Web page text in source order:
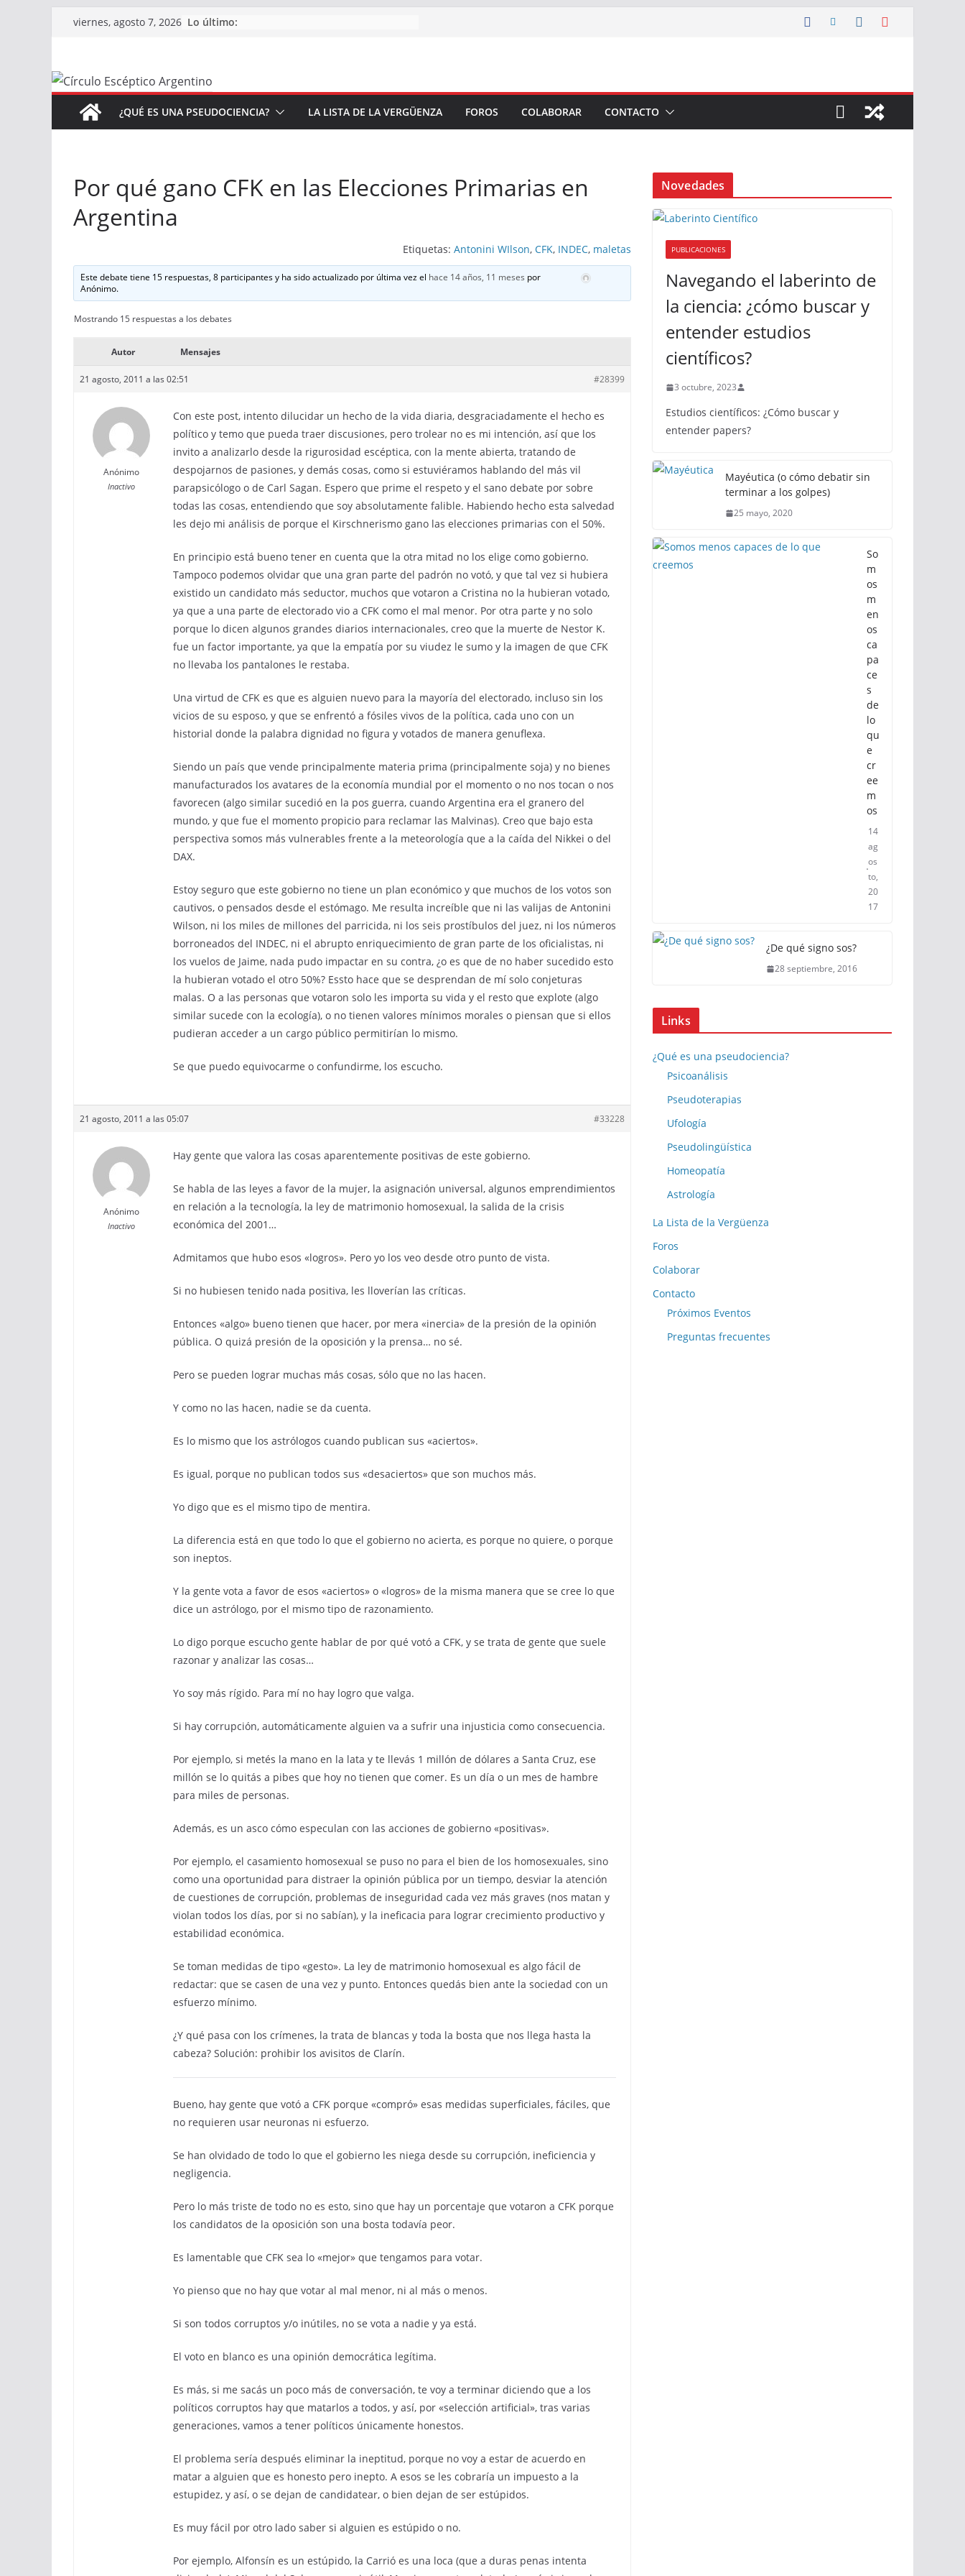
Saltarviernes, agosto 7, 2026 Lo último:
¿QUÉ ES UNA PSEUDOCIENCIA? LA LISTA DE LA VERGÜENZA FOROS COLABORAR CONTACTO
Por qué gano CFK en las Elecciones Primarias en
Argentina
Etiquetas: Antonini WIlson, CFK, INDEC, maletas
Este debate tiene 15 respuestas, 8 participantes y ha sido actualizado por última vez el hace 14 años, 11 meses por
Anónimo.
Mostrando 15 respuestas a los debates
Autor Mensajes
21 agosto, 2011 a las 02:51 #28399
Anónimo
Inactivo
Con este post, intento dilucidar un hecho de la vida diaria, desgraciadamente el hecho es
político y temo que pueda traer discusiones, pero trolear no es mi intención, así que los
invito a analizarlo desde la rigurosidad escéptica, con la mente abierta, tratando de
despojarnos de pasiones, y demás cosas, como si estuviéramos hablando del más vil
parapsicólogo o de Carl Sagan. Espero que prime el respeto y el sano debate por sobre
todas las cosas, entendiendo que soy absolutamente falible. Habiendo hecho esta salvedad
les dejo mi análisis de porque el Kirschnerismo gano las elecciones primarias con el 50%.
En principio está bueno tener en cuenta que la otra mitad no los elige como gobierno.
Tampoco podemos olvidar que una gran parte del padrón no votó, y que tal vez si hubiera
existido un candidato más seductor, muchos que votaron a Cristina no la hubieran votado,
ya que a una parte de electorado vio a CFK como el mal menor. Por otra parte y no solo
porque lo dicen algunos grandes diarios internacionales, creo que la muerte de Nestor K.
fue un factor importante, ya que la empatía por su viudez le sumo y la imagen de que CFK
no llevaba los pantalones le restaba.
Una virtud de CFK es que es alguien nuevo para la mayoría del electorado, incluso sin los
vicios de su esposo, y que se enfrentó a fósiles vivos de la política, cada uno con un
historial donde la palabra dignidad no figura y votados de manera genuflexa.
Siendo un país que vende principalmente materia prima (principalmente soja) y no bienes
manufacturados los avatares de la economía mundial por el momento o no nos tocan o nos
favorecen (algo similar sucedió en la pos guerra, cuando Argentina era el granero del
mundo, y que fue el momento propicio para reclamar las Malvinas). Creo que bajo esta
perspectiva somos más vulnerables frente a la meteorología que a la caída del Nikkei o del
DAX.
Estoy seguro que este gobierno no tiene un plan económico y que muchos de los votos son
cautivos, o pensados desde el estómago. Me resulta increíble que ni las valijas de Antonini
Wilson, ni los miles de millones del parricida, ni los seis prostíbulos del juez, ni los números
borroneados del INDEC, ni el abrupto enriquecimiento de gran parte de los oficialistas, ni
los vuelos de Jaime, nada pudo impactar en su contra, ¿o es que de no haber sucedido esto
la hubieran votado el otro 50%? Essto hace que se desprendan de mí solo conjeturas
malas. O a las personas que votaron solo les importa su vida y el resto que explote (algo
similar sucede con la ecología), o no tienen valores mínimos morales o piensan que si ellos
pudieran acceder a un cargo público permitirían lo mismo.
Se que puedo equivocarme o confundirme, los escucho.
21 agosto, 2011 a las 05:07 #33228
Anónimo
Inactivo
Hay gente que valora las cosas aparentemente positivas de este gobierno.
Se habla de las leyes a favor de la mujer, la asignación universal, algunos emprendimientos
en relación a la tecnología, la ley de matrimonio homosexual, la salida de la crisis
económica del 2001…
Admitamos que hubo esos «logros». Pero yo los veo desde otro punto de vista.
Si no hubiesen tenido nada positiva, les lloverían las críticas.
Entonces «algo» bueno tienen que hacer, por mera «inercia» de la presión de la opinión
pública. O quizá presión de la oposición y la prensa… no sé.
Pero se pueden lograr muchas más cosas, sólo que no las hacen.
Y como no las hacen, nadie se da cuenta.
Es lo mismo que los astrólogos cuando publican sus «aciertos».
Es igual, porque no publican todos sus «desaciertos» que son muchos más.
Yo digo que es el mismo tipo de mentira.
La diferencia está en que todo lo que el gobierno no acierta, es porque no quiere, o porque
son ineptos.
Y la gente vota a favor de esos «aciertos» o «logros» de la misma manera que se cree lo que
dice un astrólogo, por el mismo tipo de razonamiento.
Lo digo porque escucho gente hablar de por qué votó a CFK, y se trata de gente que suele
razonar y analizar las cosas…
Yo soy más rígido. Para mí no hay logro que valga.
Si hay corrupción, automáticamente alguien va a sufrir una injusticia como consecuencia.
Por ejemplo, si metés la mano en la lata y te llevás 1 millón de dólares a Santa Cruz, ese
millón se lo quitás a pibes que hoy no tienen que comer. Es un día o un mes de hambre
para miles de personas.
Además, es un asco cómo especulan con las acciones de gobierno «positivas».
Por ejemplo, el casamiento homosexual se puso no para el bien de los homosexuales, sino
como una oportunidad para distraer la opinión pública por un tiempo, desviar la atención
de cuestiones de corrupción, problemas de inseguridad cada vez más graves (nos matan y
violan todos los días, por si no sabían), y la ineficacia para lograr crecimiento productivo y
estabilidad económica.
Se toman medidas de tipo «gesto». La ley de matrimonio homosexual es algo fácil de
redactar: que se casen de una vez y punto. Entonces quedás bien ante la sociedad con un
esfuerzo mínimo.
¿Y qué pasa con los crímenes, la trata de blancas y toda la bosta que nos llega hasta la
cabeza? Solución: prohibir los avisitos de Clarín.
Bueno, hay gente que votó a CFK porque «compró» esas medidas superficiales, fáciles, que
no requieren usar neuronas ni esfuerzo.
Se han olvidado de todo lo que el gobierno les niega desde su corrupción, ineficiencia y
negligencia.
Pero lo más triste de todo no es esto, sino que hay un porcentaje que votaron a CFK porque
los candidatos de la oposición son una bosta todavía peor.
Es lamentable que CFK sea lo «mejor» que tengamos para votar.
Yo pienso que no hay que votar al mal menor, ni al más o menos.
Si son todos corruptos y/o inútiles, no se vota a nadie y ya está.
El voto en blanco es una opinión democrática legítima.
Es más, si me sacás un poco más de conversación, te voy a terminar diciendo que a los
políticos corruptos hay que matarlos a todos, y así, por «selección artificial», tras varias
generaciones, vamos a tener políticos únicamente honestos.
El problema sería después eliminar la ineptitud, porque no voy a estar de acuerdo en
matar a alguien que es honesto pero inepto. A esos se les cobraría un impuesto a la
estupidez, y así, o se dejan de candidatear, o bien dejan de ser estúpidos.
Es muy fácil por otro lado saber si alguien es estúpido o no.
Por ejemplo, Alfonsín es un estúpido, la Carrió es una loca (que a duras penas intenta
Novedades
PUBLICACIONES
Navegando el laberinto de
la ciencia: ¿cómo buscar y
entender estudios
científicos?
3 octubre, 2023
Estudios científicos: ¿Cómo buscar y
entender papers?
Mayéutica (o cómo debatir sin
terminar a los golpes)
25 mayo, 2020
So
m
os
m
en
os
ca
pa
ce
s
de
lo
qu
e
cr
ee
m
os
14
ag
os
to,
20
17
¿De qué signo sos?
28 septiembre, 2016
Links
¿Qué es una pseudociencia?
Psicoanálisis
Pseudoterapias
Ufología
Pseudolingüística
Homeopatía
Astrología
La Lista de la Vergüenza
Foros
Colaborar
Contacto
Próximos Eventos
Preguntas frecuentes